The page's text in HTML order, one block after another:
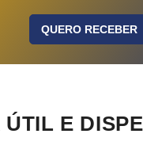
QUERO RECEBER
ÚTIL E